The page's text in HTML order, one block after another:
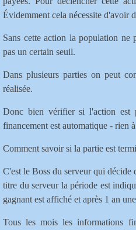
Évidemment cela nécessite d'avoir
Sans cette action la population ne
pas un certain seuil.
Dans plusieurs parties on peut
réalisée.
Donc bien vérifier si l'action est
financement est automatique - rien
Comment savoir si la partie est
C'est le Boss du serveur qui décide
titre du serveur la période est
gagnant est affiché et après 1 an
Tous les mois les informations